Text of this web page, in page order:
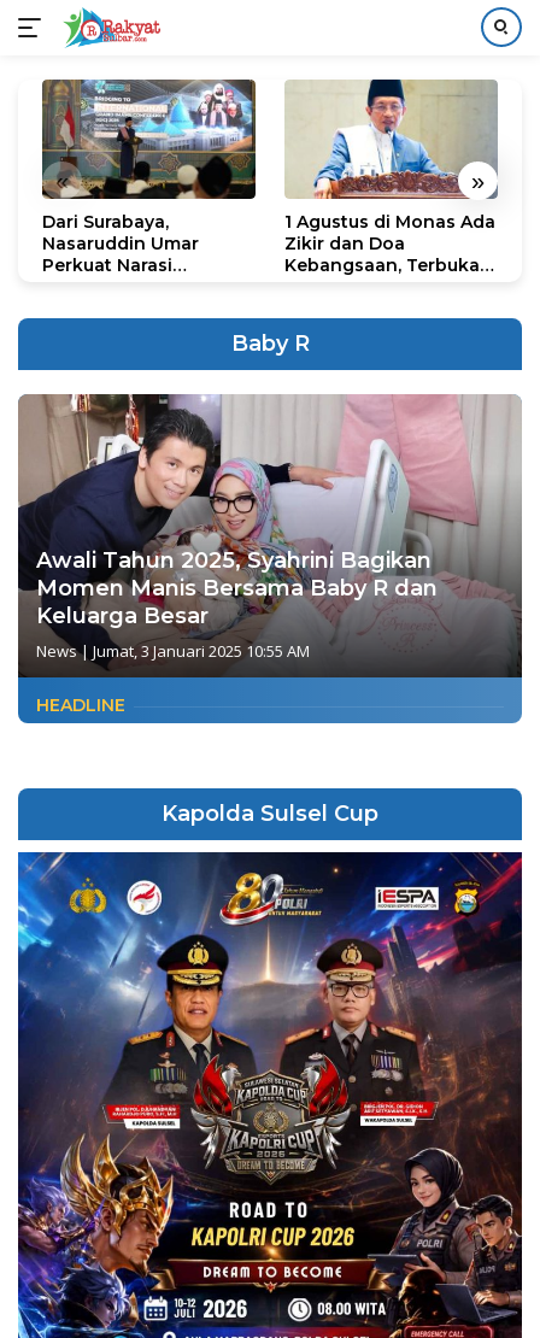
konten
« »
Dari Surabaya,
Nasaruddin Umar
Perkuat Narasi
1 Agustus di Monas Ada
Zikir dan Doa
Kebangsaan, Terbuka
Baby R
Awali Tahun 2025, Syahrini Bagikan
Momen Manis Bersama Baby R dan
Keluarga Besar
News| Jumat, 3 Januari 2025 10:55 AM
HEADLINE
Kapolda Sulsel Cup